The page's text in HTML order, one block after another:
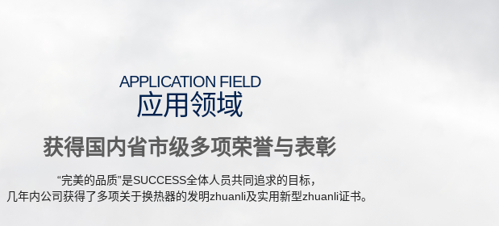
APPLICATION FIELD
应用领域
获得国内省市级多项荣誉与表彰
“完美的品质”是SUCCESS全体人员共同追求的目标，
几年内公司获得了多项关于换热器的发明zhuanli及实用新型zhuanli证书。